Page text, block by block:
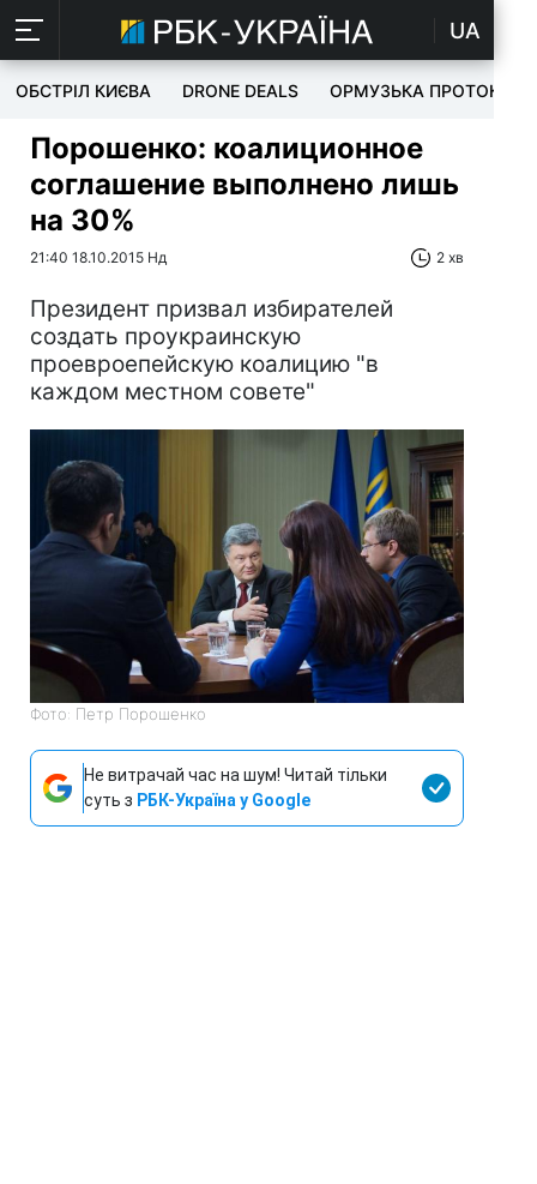
UA
ОБСТРІЛ КИЄВА DRONE DEALS ОРМУЗЬКА ПРОТОКА
Порошенко: коалиционное
соглашение выполнено лишь
на 30%
21:40 18.10.2015 Нд 2 хв
Президент призвал избирателей
создать проукраинскую
проевроепейскую коалицию "в
каждом местном совете"
Фото: Петр Порошенко
Не витрачай час на шум! Читай тільки
суть з РБК-Україна у Google